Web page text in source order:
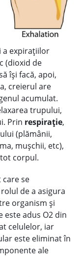
a expirațiilor
(dioxid de
își facă, apoi,
creierul are
acumulat.
trupului,
Prin respirație,
(plămânii,
mușchii, etc),
corpul.
se
de a asigura
organism și
adus O2 din
celulelor, iar
este eliminat în
ale